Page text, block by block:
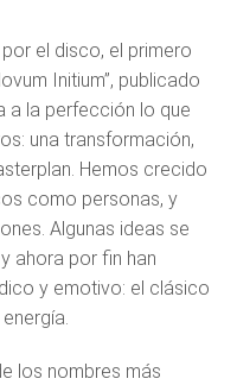
el disco, el primero
Initium”, publicado
a la perfección lo que
una transformación,
Hemos crecido
como personas, y
Algunas ideas se
ahora por fin han
y emotivo: el clásico
los nombres más